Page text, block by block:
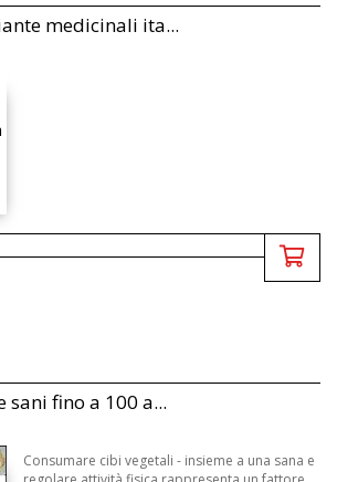
medicinali ita...
sani fino a 100 a...
Consumare cibi vegetali - insieme a una sana e